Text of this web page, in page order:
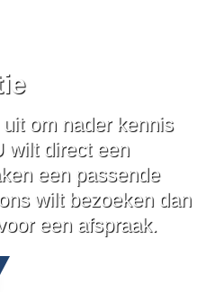
om nader kennis
wilt direct een
een passende
wilt bezoeken dan
een afspraak.